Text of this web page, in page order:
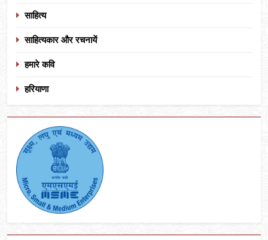
साहित्य
साहित्यकार और रचनायें
हमारे कवि
हरियाणा